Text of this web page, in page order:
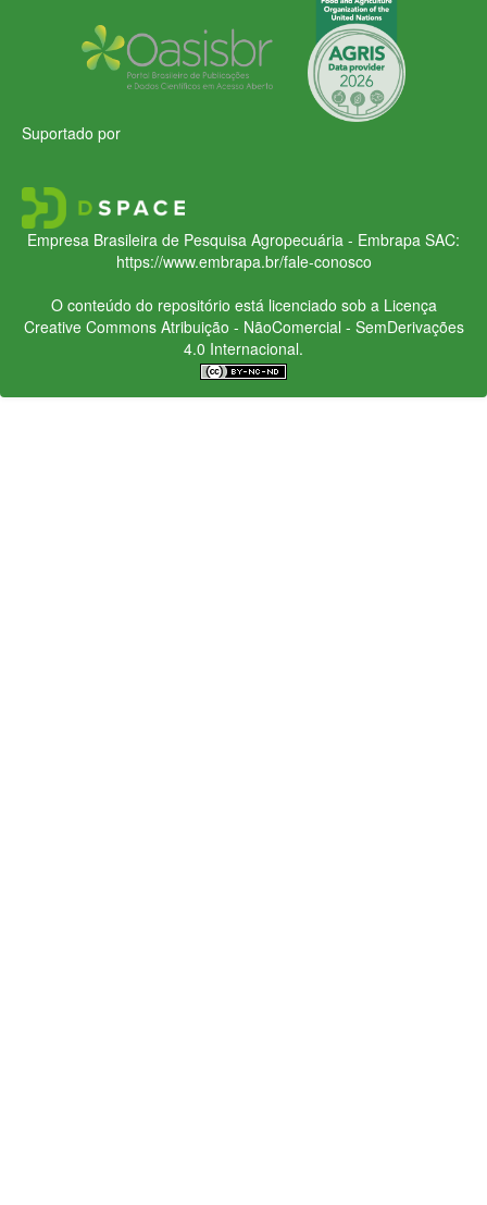
Suportado por
Empresa Brasileira de Pesquisa Agropecuária - Embrapa SAC:
https://www.embrapa.br/fale-conosco
O conteúdo do repositório está licenciado sob a Licença
Creative CommonsAtribuição - NãoComercial - SemDerivações
4.0 Internacional.